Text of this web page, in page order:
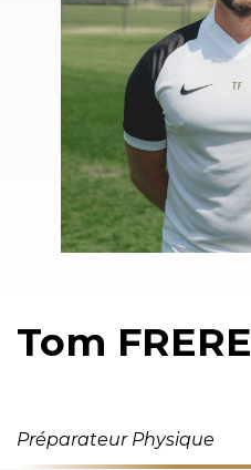
Tom FRERE
Préparateur Physique